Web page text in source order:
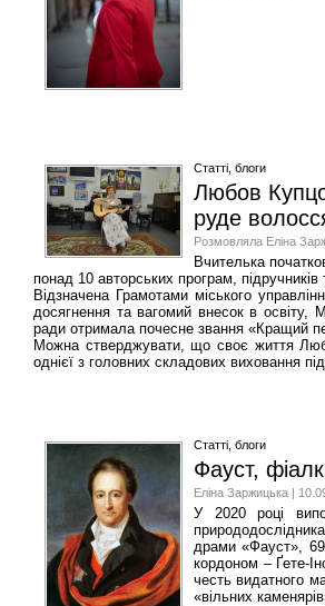
Статті, блоги
Любов
руде
Розмовляла Еліна
Вчителька
понад 10 авторських програм,
Відзначена Грамотами міського
досягнення та вагомий внесок в освіту,
ради отримала почесне звання «Кращий
Можна стверджувати, що своє життя
однієї з головних складових виховання
Статті, блоги
Фауст,
Еліна Заржицька |
У 2020 році
драми «Фауст», 69
кордоном – Ґете-
честь видатного
«вільних